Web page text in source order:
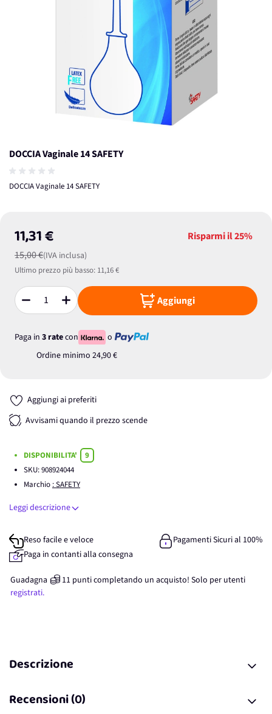
DOCCIA Vaginale 14 SAFETY
DOCCIA Vaginale 14 SAFETY
11,31 €
15,00 €(IVA inclusa)
Risparmi il25%
Ultimo prezzo più basso: 11,16 €
Quantità Aggiungi
Paga in 3 ratecon
o
Ordine minimo 24,90 €
Aggiungi ai preferiti
Avvisami quando il prezzo scende
DISPONIBILITA'
9
SKU:908924044
Marchio : SAFETY
Leggi descrizione
Reso facile e veloce
Pagamenti Sicuri al 100%
Paga in contanti alla consegna
Guadagna 11 punticompletando un acquisto! Solo per utenti
registrati.
Descrizione
Recensioni (0)